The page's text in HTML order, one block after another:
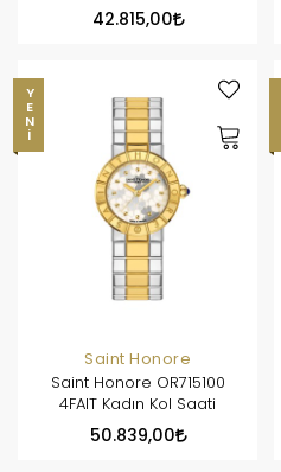
42.815,00
YENI
Saint Honore
Saint Honore OR715100
4FAIT Kadın Kol Saati
50.839,00